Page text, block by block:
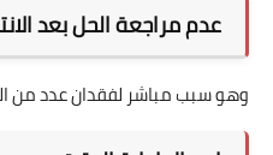
عدم مراجعة الحل بعد
وهو سبب مباشر لفقدان عدد من